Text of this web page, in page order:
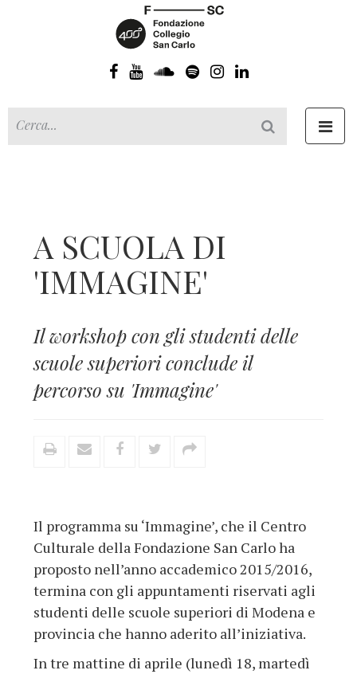
A SCUOLA DI
'IMMAGINE'
Il workshop con gli studenti delle
scuole superiori conclude il
percorso su 'Immagine'
Il programma su ‘Immagine’, che il Centro
Culturale della Fondazione San Carlo ha
proposto nell’anno accademico 2015/2016,
termina con gli appuntamenti riservati agli
studenti delle scuole superiori di Modena e
provincia che hanno aderito all’iniziativa.
In tre mattine di aprile (lunedì 18, martedì